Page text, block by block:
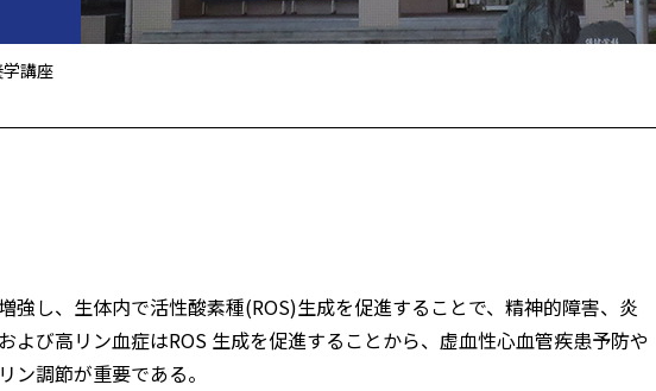
講座
強し、生体内で活性酸素種(ROS)生成を促進することで、精神的障害、炎
よび高リン血症はROS 生成を促進することから、虚血性心血管疾患予防や
ン調節が重要である。